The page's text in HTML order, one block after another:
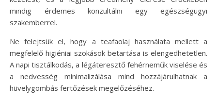
mindig érdemes konzultálni egy egészségügyi
szakemberrel.
Ne felejtsük el, hogy a teafaolaj használata mellett a
megfelelő higiéniai szokások betartása is elengedhetetlen.
A napi tisztálkodás, a légáteresztő fehérneműk viselése és
a nedvesség minimalizálása mind hozzájárulhatnak a
hüvelygombás fertőzések megelőzéséhez.